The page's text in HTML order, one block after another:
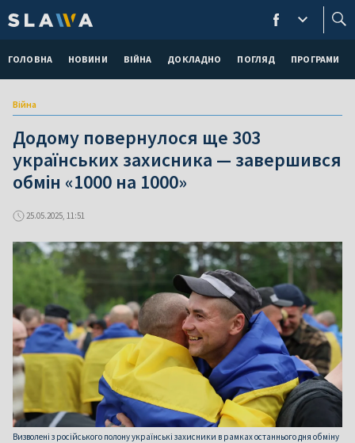
ГОЛОВНА НОВИНИ ВІЙНА ДОКЛАДНО ПОГЛЯД ПРОГРАМИ
Війна
Додому повернулося ще 303
українських захисника — завершився
обмін «1000 на 1000»
25.05.2025, 11:51
Визволені з російського полону українські захисники в рамках останнього дня обміну